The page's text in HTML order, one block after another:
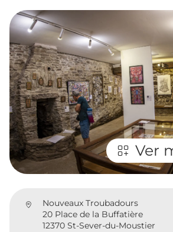
Ver
Nouveaux Troubadours
20 Place de la Buffatière
12370 St-Sever-du-Moustier